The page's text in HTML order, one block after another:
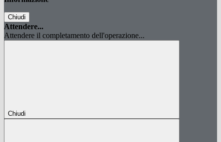
Chiudi
Attendere...
Attendere il completamento dell'operazione...
Chiudi